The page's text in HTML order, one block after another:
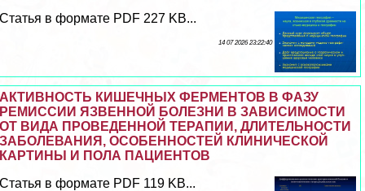
Статья в формате PDF 227 KB...
14 07 2026 23:22:40
АКТИВНОСТЬ КИШЕЧНЫХ ФЕРМЕНТОВ В ФАЗУ
РЕМИССИИ ЯЗВЕННОЙ БОЛЕЗНИ В ЗАВИСИМОСТИ
ОТ ВИДА ПРОВЕДЕННОЙ ТЕРАПИИ, ДЛИТЕЛЬНОСТИ
ЗАБОЛЕВАНИЯ, ОСОБЕННОСТЕЙ КЛИНИЧЕСКОЙ
КАРТИНЫ И ПОЛА ПАЦИЕНТОВ
Статья в формате PDF 119 KB...